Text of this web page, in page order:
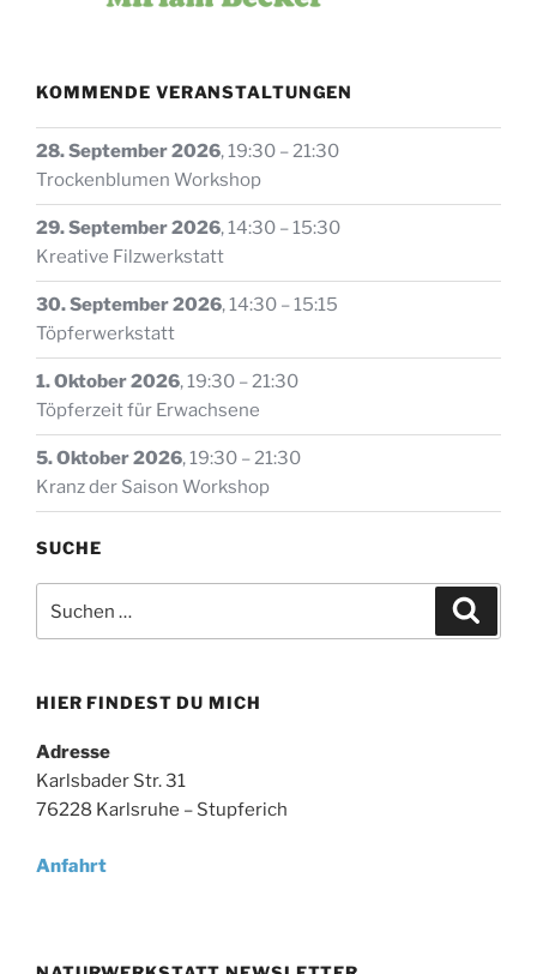
KOMMENDE VERANSTALTUNGEN
28. September 2026,19:30 –21:30
Trockenblumen Workshop
29. September 2026,14:30 –15:30
Kreative Filzwerkstatt
30. September 2026,14:30 –15:15
Töpferwerkstatt
1. Oktober 2026,19:30 –21:30
Töpferzeit für Erwachsene
5. Oktober 2026,19:30 –21:30
Kranz der Saison Workshop
SUCHE
nach:
HIER FINDEST DU MICH
Adresse
Karlsbader Str. 31
76228 Karlsruhe – Stupferich
Anfahrt